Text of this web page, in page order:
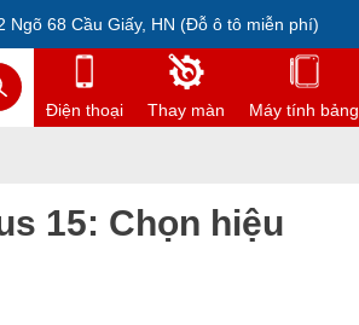
Ngõ 68 Cầu Giấy, HN (Đỗ ô tô miễn phí)
Điện thoại Thay màn Máy tính bảng
15: Chọn hiệu